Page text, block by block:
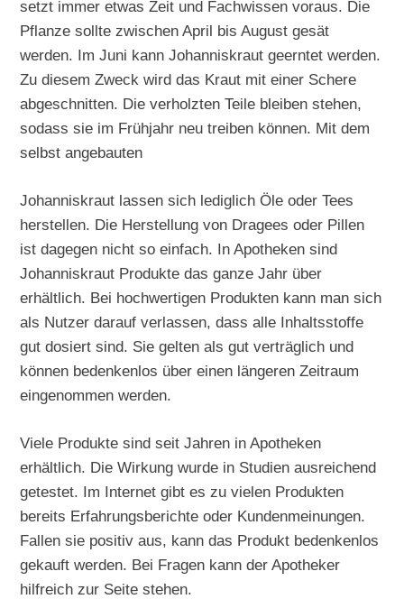
setzt immer etwas Zeit und Fachwissen voraus. Die
Pflanze sollte zwischen April bis August gesät
werden. Im Juni kann Johanniskraut geerntet werden.
Zu diesem Zweck wird das Kraut mit einer Schere
abgeschnitten. Die verholzten Teile bleiben stehen,
sodass sie im Frühjahr neu treiben können. Mit dem
selbst angebauten
Johanniskraut lassen sich lediglich Öle oder Tees
herstellen. Die Herstellung von Dragees oder Pillen
ist dagegen nicht so einfach. In Apotheken sind
Johanniskraut Produkte das ganze Jahr über
erhältlich. Bei hochwertigen Produkten kann man sich
als Nutzer darauf verlassen, dass alle Inhaltsstoffe
gut dosiert sind. Sie gelten als gut verträglich und
können bedenkenlos über einen längeren Zeitraum
eingenommen werden.
Viele Produkte sind seit Jahren in Apotheken
erhältlich. Die Wirkung wurde in Studien ausreichend
getestet. Im Internet gibt es zu vielen Produkten
bereits Erfahrungsberichte oder Kundenmeinungen.
Fallen sie positiv aus, kann das Produkt bedenkenlos
gekauft werden. Bei Fragen kann der Apotheker
hilfreich zur Seite stehen.